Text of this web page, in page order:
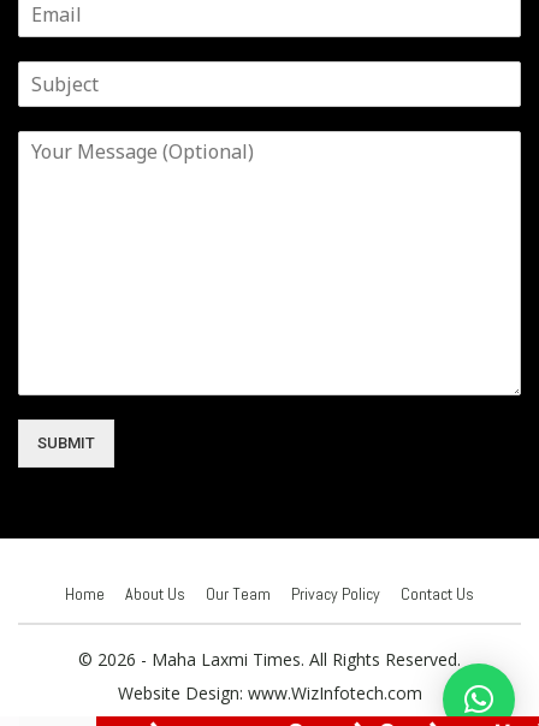
SUBMIT
Home About Us Our Team Privacy Policy Contact Us
© 2026 - Maha Laxmi Times. All Rights Reserved.
Website Design: www.WizInfotech.com